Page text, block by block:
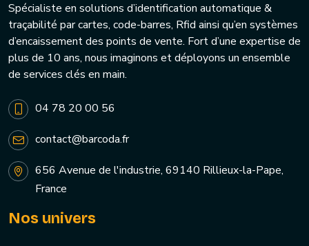
Spécialiste en solutions d’identification automatique &
traçabilité par cartes, code-barres, Rfid ainsi qu’en systèmes
d’encaissement des points de vente. Fort d’une expertise de
plus de 10 ans, nous imaginons et déployons un ensemble
de services clés en main.
04 78 20 00 56
contact@barcoda.fr
656 Avenue de l'industrie, 69140 Rillieux-la-Pape,
France
Nos univers